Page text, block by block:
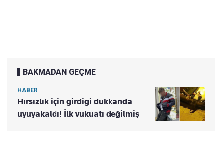
BAKMADAN GEÇME
HABER
Hırsızlık için girdiği dükkanda
uyuyakaldı! İlk vukuatı değilmiş